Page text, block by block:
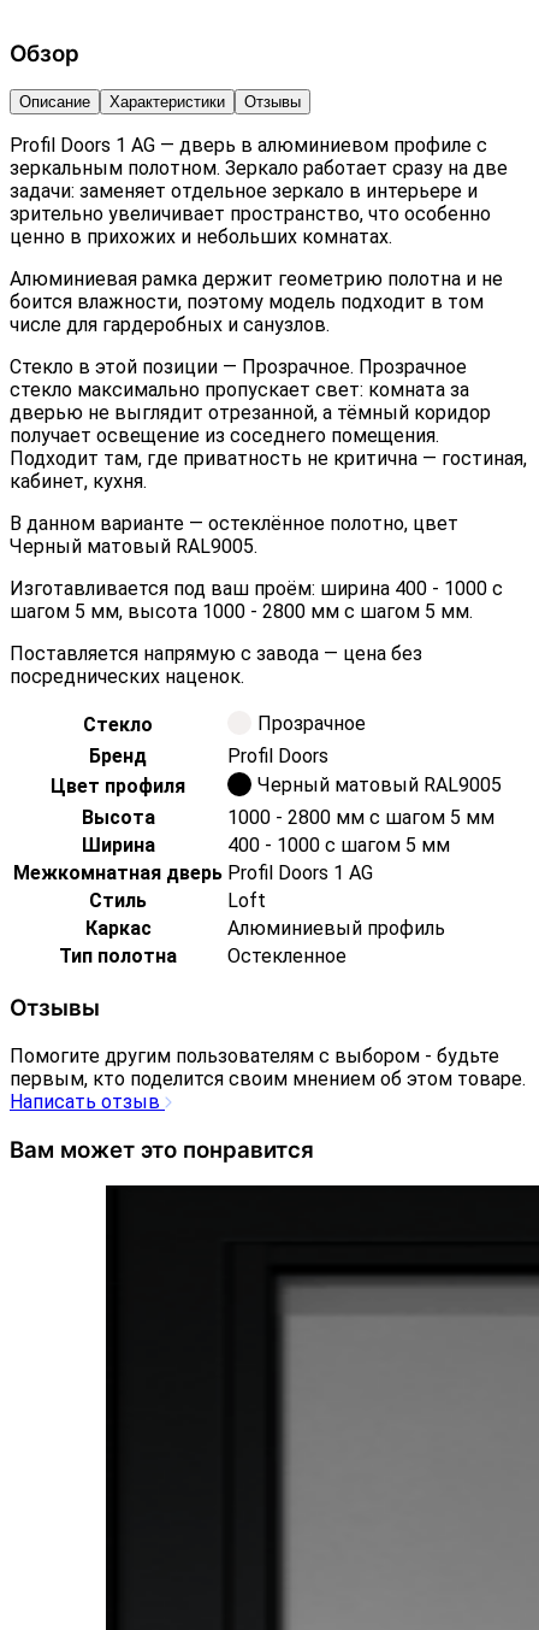
Обзор
Описание Характеристики Отзывы
Profil Doors 1 AG — дверь в алюминиевом профиле с
зеркальным полотном. Зеркало работает сразу на две
задачи: заменяет отдельное зеркало в интерьере и
зрительно увеличивает пространство, что особенно
ценно в прихожих и небольших комнатах.
Алюминиевая рамка держит геометрию полотна и не
боится влажности, поэтому модель подходит в том
числе для гардеробных и санузлов.
Стекло в этой позиции — Прозрачное. Прозрачное
стекло максимально пропускает свет: комната за
дверью не выглядит отрезанной, а тёмный коридор
получает освещение из соседнего помещения.
Подходит там, где приватность не критична — гостиная,
кабинет, кухня.
В данном варианте — остеклённое полотно, цвет
Черный матовый RAL9005.
Изготавливается под ваш проём: ширина 400 - 1000 с
шагом 5 мм, высота 1000 - 2800 мм с шагом 5 мм.
Поставляется напрямую с завода — цена без
посреднических наценок.
Стекло
Прозрачное
Бренд
Profil Doors
Цвет профиля
Черный матовый RAL9005
Высота
1000 - 2800 мм с шагом 5 мм
Ширина
400 - 1000 с шагом 5 мм
Межкомнатная дверь Profil Doors 1 AG
Стиль
Loft
Каркас
Алюминиевый профиль
Тип полотна
Остекленное
Отзывы
Помогите другим пользователям с выбором - будьте
первым, кто поделится своим мнением об этом товаре.
Написать отзыв
Вам может это понравится